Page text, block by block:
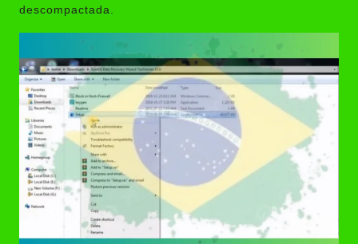
descompactada.